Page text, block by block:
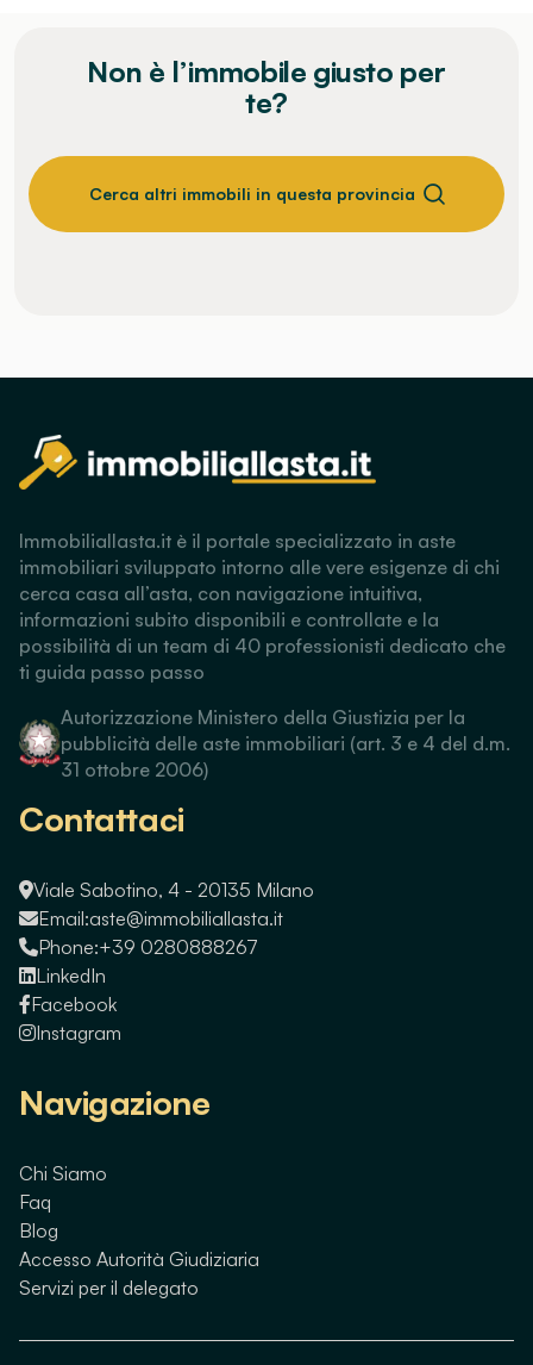
Non è l’immobile giusto per
te?
Cerca altri immobili in questa provincia
Immobiliallasta.it è il portale specializzato in aste
immobiliari sviluppato intorno alle vere esigenze di chi
cerca casa all’asta, con navigazione intuitiva,
informazioni subito disponibili e controllate e la
possibilità di un team di 40 professionisti dedicato che
ti guida passo passo
Autorizzazione Ministero della Giustizia per la
pubblicità delle aste immobiliari (art. 3 e 4 del d.m.
31 ottobre 2006)
Contattaci
Viale Sabotino, 4 - 20135 Milano
Email:aste@immobiliallasta.it
Phone:+39 0280888267
LinkedIn
Facebook
Instagram
Navigazione
Chi Siamo
Faq
Blog
Accesso Autorità Giudiziaria
Servizi per il delegato